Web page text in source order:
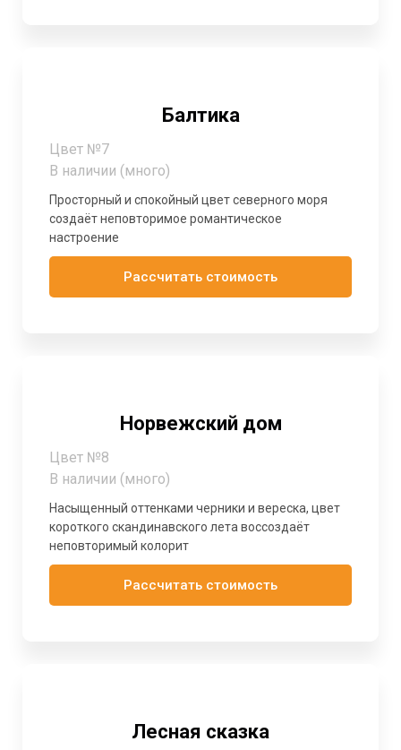
Балтика
Цвет №7
В наличии (много)
Просторный и спокойный цвет северного моря
создаёт неповторимое романтическое
настроение
Рассчитать стоимость
Норвежский дом
Цвет №8
В наличии (много)
Насыщенный оттенками черники и вереска, цвет
короткого скандинавского лета воссоздаёт
неповторимый колорит
Рассчитать стоимость
Лесная сказка